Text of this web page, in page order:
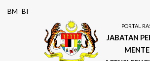
BM BI
PORTAL
JABATAN